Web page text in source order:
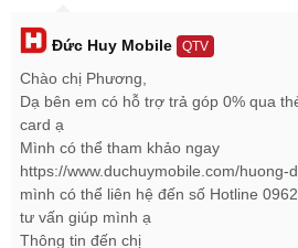
Con chip này được hỗ trợ bởi thanh
lượng 3110 mAh bền bỉ, tích hợp công
không dây tiện lợi.
Đức Huy Mobile QTV
Chào chị Phương,
Dạ bên em có hỗ trợ trả góp 0% qua
card ạ
Mình có thể tham khảo ngay
https://www.duchuymobile.com/huong-
mình có thể liên hệ đến số Hotline
tư vấn giúp mình ạ
Thông tin đến chị